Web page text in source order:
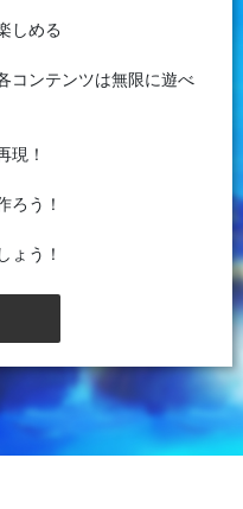
しめる
コンテンツは無限に遊べ
現！
ろう！
ょう！